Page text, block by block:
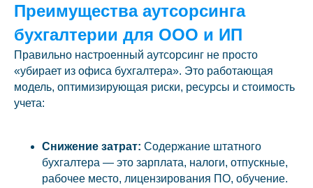
Преимущества аутсорсинга
бухгалтерии для ООО и ИП
Правильно настроенный аутсорсинг не просто
«убирает из офиса бухгалтера». Это работающая
модель, оптимизирующая риски, ресурсы и стоимость
учета:
Снижение затрат: Содержание штатного
бухгалтера — это зарплата, налоги, отпускные,
рабочее место, лицензирования ПО, обучение.